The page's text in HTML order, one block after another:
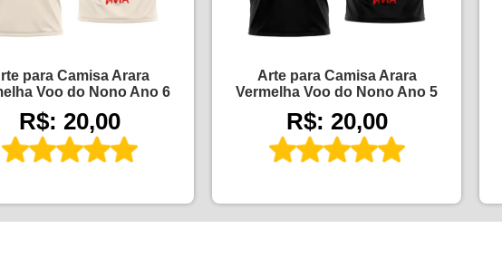
para Camisa Arara
Voo do Nono Ano 6
R$: 20,00
Arte para Camisa Arara
Vermelha Voo do Nono Ano 5
R$: 20,00